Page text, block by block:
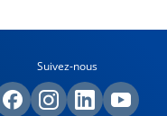
Suivez-nous